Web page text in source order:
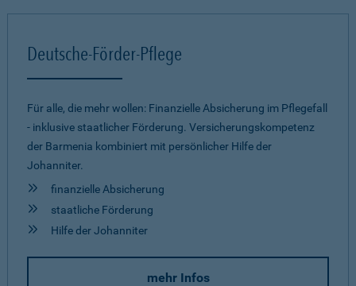
Deutsche-Förder-Pflege
Für alle, die mehr wollen: Finanzielle Absicherung im Pflegefall
- inklusive staatlicher Förderung. Versicherungskompetenz
der Barmenia kombiniert mit persönlicher Hilfe der
Johanniter.
finanzielle Absicherung
staatliche Förderung
Hilfe der Johanniter
mehr Infos